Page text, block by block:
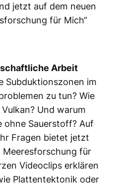
jetzt auf dem neuen
für Mich“
Arbeit
Subduktionszonen im
zu tun? Wie
Und warum
ohne Sauerstoff? Auf
Fragen bietet jetzt
Meeresforschung für
Videoclips erklären
Plattentektonik oder